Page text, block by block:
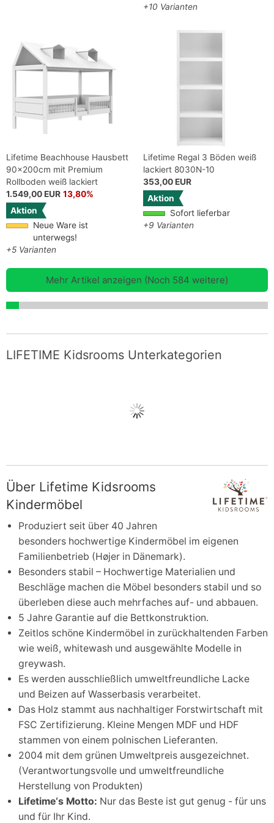
+10 Varianten
Lifetime Beachhouse Hausbett
90x200cm mit Premium
Rollboden weiß lackiert
1.549,00 EUR 13,80%
Aktion
Neue Ware ist
unterwegs!
+5 Varianten
Lifetime Regal 3 Böden weiß
lackiert 8030N-10
353,00 EUR
Aktion
Sofort lieferbar
+9 Varianten
Mehr Artikel anzeigen (Noch 584 weitere)
LIFETIME Kidsrooms Unterkategorien
Über Lifetime Kidsrooms
Kindermöbel
Produziert seit über 40 Jahren
besonders hochwertige Kindermöbel im eigenen
Familienbetrieb (Højer in Dänemark).
Besonders stabil – Hochwertige Materialien und
Beschläge machen die Möbel besonders stabil und so
überleben diese auch mehrfaches auf- und abbauen.
5 Jahre Garantie auf die Bettkonstruktion.
Zeitlos schöne Kindermöbel in zurückhaltenden Farben
wie weiß, whitewash und ausgewählte Modelle in
greywash.
Es werden ausschließlich umweltfreundliche Lacke
und Beizen auf Wasserbasis verarbeitet.
Das Holz stammt aus nachhaltiger Forstwirtschaft mit
FSC Zertifizierung. Kleine Mengen MDF und HDF
stammen von einem polnischen Lieferanten.
2004 mit dem grünen Umweltpreis ausgezeichnet.
(Verantwortungsvolle und umweltfreundliche
Herstellung von Produkten)
Lifetime‘s Motto: Nur das Beste ist gut genug - für uns
und für Ihr Kind.